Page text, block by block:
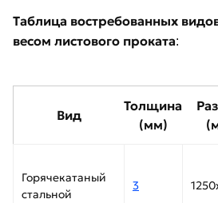
Таблица востребованных
весом листового проката:
Вид
Толщина
(мм)
Горячекатаный
стальной
3